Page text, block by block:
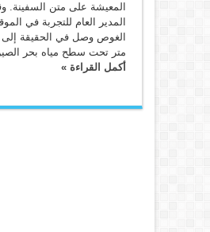
المعيشة على متن السفينة.
المدير العام للتجربة في
متر تحت سطح مياه بحر
أكمل القراءة »